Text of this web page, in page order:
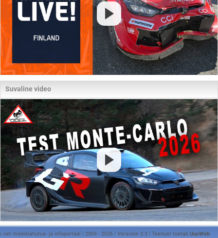
Suvaline video
meelelahutus- ja infoportaal | 2004 - 2026 | Versioon 3.3 | Teenust toetab UusWeb